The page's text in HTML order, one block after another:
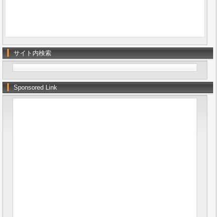
サイト内検索
Sponsored Link